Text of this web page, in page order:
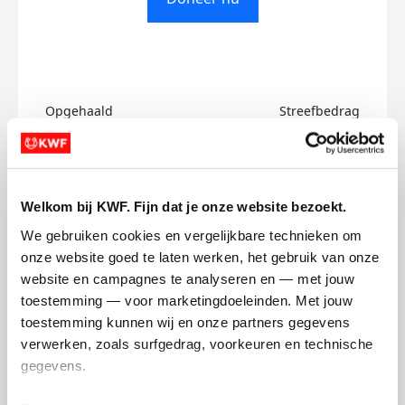
Welkom bij KWF. Fijn dat je onze website bezoekt.
We gebruiken cookies en vergelijkbare technieken om
onze website goed te laten werken, het gebruik van onze
website en campagnes te analyseren en — met jouw
toestemming — voor marketingdoeleinden. Met jouw
toestemming kunnen wij en onze partners gegevens
verwerken, zoals surfgedrag, voorkeuren en technische
gegevens.
Opgehaald
€0
Streefbedrag
€500
Jurre's badges